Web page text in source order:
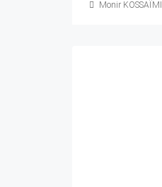
Monir KOSSAÏMI